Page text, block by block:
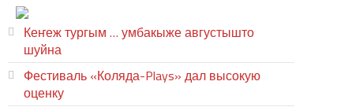
Кеҥеж тургым … умбакыже августышто
шуйна
Фестиваль «Коляда-Plays» дал высокую
оценку